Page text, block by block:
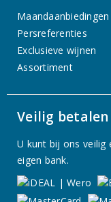
Maandaanbiedingen
Persreferenties
Exclusieve wijnen
Assortiment
Veilig betalen
U kunt bij ons veilig
eigen bank.